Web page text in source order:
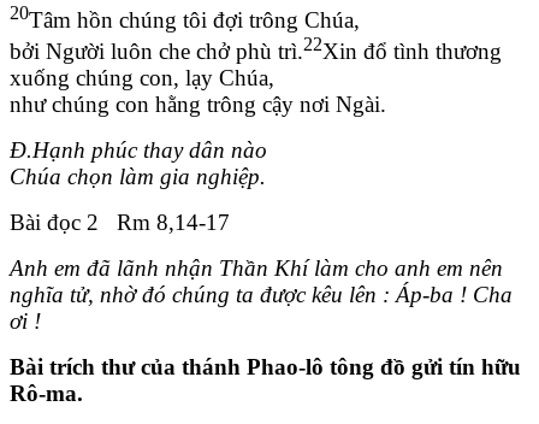
20Tâm hồn chúng tôi đợi trông Chúa,
bởi Người luôn che chở phù trì.22Xin đổ tình thương
xuống chúng con, lạy Chúa,
như chúng con hằng trông cậy nơi Ngài.
Đ.Hạnh phúc thay dân nào
Chúa chọn làm gia nghiệp.
Bài đọc 2 Rm 8,14-17
Anh em đã lãnh nhận Thần Khí làm cho anh em nên
nghĩa tử, nhờ đó chúng ta được kêu lên : Áp-ba ! Cha
ơi !
Bài trích thư của thánh Phao-lô tông đồ gửi tín hữu
Rô-ma.